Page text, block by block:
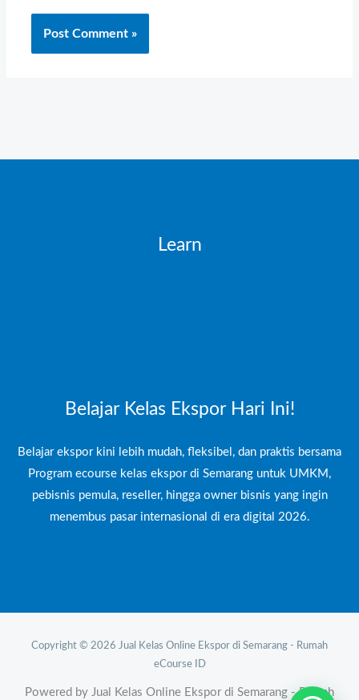
Learn
Belajar Kelas Ekspor Hari Ini!
Belajar ekspor kini lebih mudah, fleksibel, dan praktis bersama
Program ecourse kelas ekspor di Semarang untuk UMKM,
pebisnis pemula, reseller, hingga owner bisnis yang ingin
menembus pasar internasional di era digital 2026.
Copyright © 2026 Jual Kelas Online Ekspor di Semarang - Rumah
eCourse ID
Powered by Jual Kelas Online Ekspor di Semarang - Rumah